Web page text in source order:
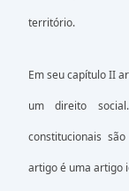
território.
Em seu capítulo II
um direito
constitucionais
artigo é uma artigo